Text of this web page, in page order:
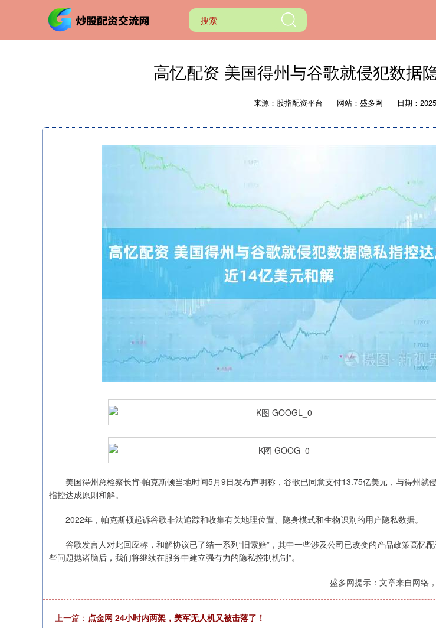
高忆配资 美国得州与谷歌就侵犯数据
来源：股指配资平台 网站：盛多网 日期：
美国得州总检察长肯·帕克斯顿当地时间5月9日发布声明称，谷歌已同意支付13.75亿美元，与得州就
指控达成原则和解。
2022年，帕克斯顿起诉谷歌非法追踪和收集有关地理位置、隐身模式和生物识别的用户隐私数据。
谷歌发言人对此回应称，和解协议已了结一系列“旧索赔”，其中一些涉及公司已改变的产品政策高忆配
些问题抛诸脑后，我们将继续在服务中建立强有力的隐私控制机制”。
盛多网提示：文章来自网络
上一篇： 点金网 24小时内两架，美军无人机又被击落了！
沪深300 0.93%